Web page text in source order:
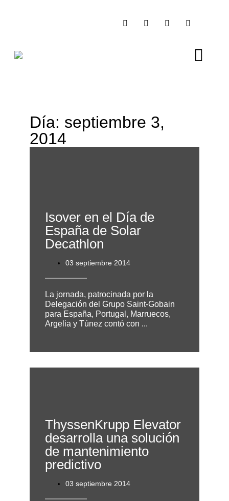
Día: septiembre 3,
2014
Isover en el Día de
España de Solar
Decathlon
03 septiembre 2014
La jornada, patrocinada por la
Delegación del Grupo Saint-Gobain
para España, Portugal, Marruecos,
Argelia y Túnez contó con ...
ThyssenKrupp Elevator
desarrolla una solución
de mantenimiento
predictivo
03 septiembre 2014